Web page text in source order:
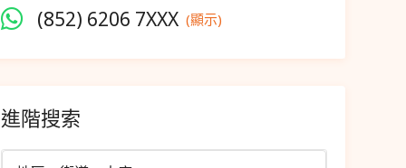
(852) 6206 7XXX (顯示)
進階搜索